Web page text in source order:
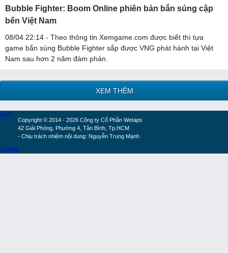
Bubble Fighter: Boom Online phiên bản bắn súng cập
bến Việt Nam
08/04 22:14 - Theo thông tin Xemgame.com được biết thì tựa
game bắn súng Bubble Fighter sắp được VNG phát hành tại Việt
Nam sau hơn 2 năm đàm phán.
XEM THÊM
Copyright © 2014 - 2026 Công ty Cổ Phần Wetaps
42 Giải Phóng, Phường 4, Tân Bình, Tp.HCM
- Chịu trách nhiệm nội dung: Nguyễn Trung Mạnh
MXH
2GAME